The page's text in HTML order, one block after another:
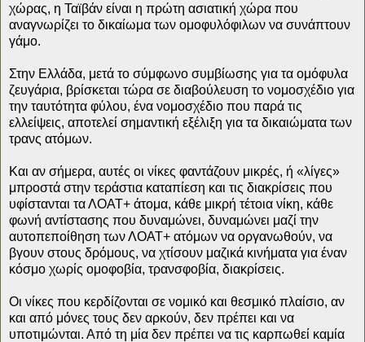
χώρας, η Ταϊβάν είναι η πρώτη ασιατική χώρα που
αναγνωρίζει το δικαίωμα των ομοφυλόφιλων να συνάπτουν
γάμο.
Στην Ελλάδα, μετά το σύμφωνο συμβίωσης για τα ομόφυλα
ζευγάρια, βρίσκεται τώρα σε διαβούλευση το νομοσχέδιο για
την ταυτότητα φύλου, ένα νομοσχέδιο που παρά τις
ελλείψεις, αποτελεί σημαντική εξέλιξη για τα δικαιώματα των
τρανς ατόμων.
Και αν σήμερα, αυτές οι νίκες φαντάζουν μικρές, ή «λίγες»
μπροστά στην τεράστια καταπίεση και τις διακρίσεις που
υφίστανται τα ΛΟΑΤ+ άτομα, κάθε μικρή τέτοια νίκη, κάθε
φωνή αντίστασης που δυναμώνει, δυναμώνει μαζί την
αυτοπεποίθηση των ΛΟΑΤ+ ατόμων να οργανωθούν, να
βγουν στους δρόμους, να χτίσουν μαζικά κινήματα για έναν
κόσμο χωρίς ομοφοβία, τρανσφοβία, διακρίσεις.
Οι νίκες που κερδίζονται σε νομικό και θεσμικό πλαίσιο, αν
και από μόνες τους δεν αρκούν, δεν πρέπει και να
υποτιμώνται. Από τη μία δεν πρέπει να τις καρπωθεί καμία